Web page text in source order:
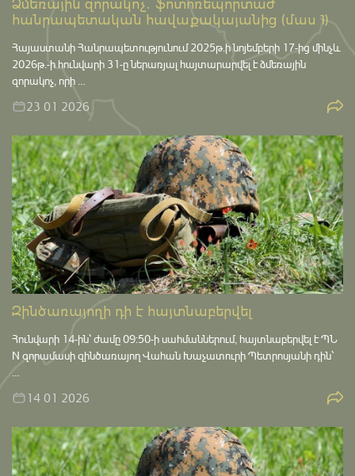
Ձմեռային զորակոչ․ ֆոտոռեպորտաժ
հանրապետական հավաքակայանից (մաս 1)
Հայաստանի Հանրապետությունում 2025թ․ի նոյեմբերի 17-ից մինչև
2026թ․-ի հունվարի 31-ը ներառյալ հայտարարվել է ձմեռային
զորակոչ, որի …
23 01 2026
Զինծառայողի դի է հայտնաբերվել
Հունվարի 14-ին՝ ժամը 09:50-ի սահմաններում, հայտնաբերվել է ՊՆ
N զորամասի զինծառայող Վահան Խաչատուրի Պետրոսյանի դին՝
14 01 2026